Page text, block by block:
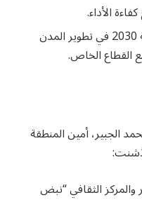
الأداء.
يواكب مستهدفات رؤية المملكة 2030 في تطوير المدن
القطاع الخاص.
أمين المنطقة
دُشنت:
والمركز الثقافي “نبض